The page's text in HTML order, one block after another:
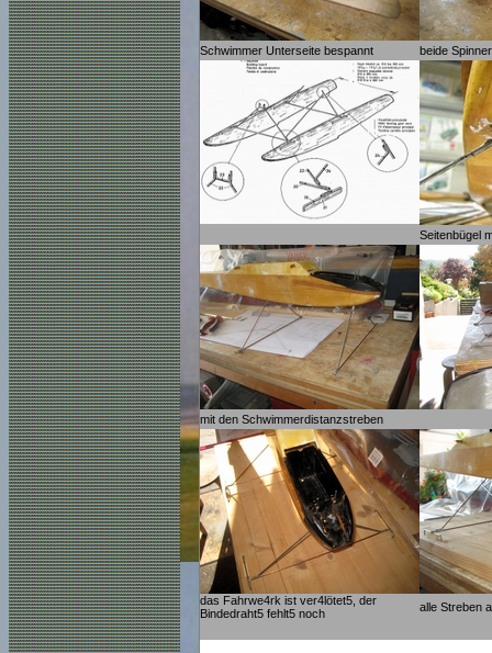
Schwimmer Unterseite bespannt beide
Seitenbügel
mit den Schwimmerdistanzstreben
das Fahrwe4rk ist ver4lötet5, der
Bindedraht5 fehlt5 noch
alle Streben